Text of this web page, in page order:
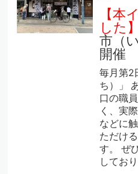
【本
した】
市（
開催
毎月第2
ち）」
口の職
く、実
などに
ただけ
す。 ぜ
してお